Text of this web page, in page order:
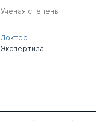
Ученая степень
Доктор
Экспертиза